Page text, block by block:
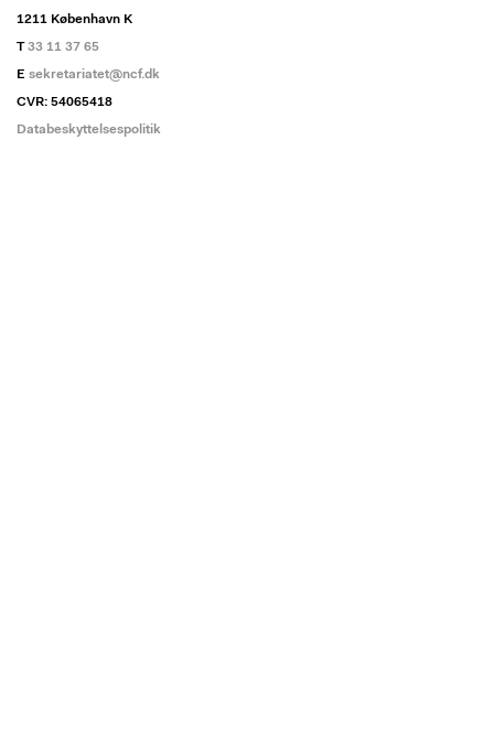
1211 København K
T33 11 37 65
E sekretariatet@ncf.dk
CVR: 54065418
Databeskyttelsespolitik